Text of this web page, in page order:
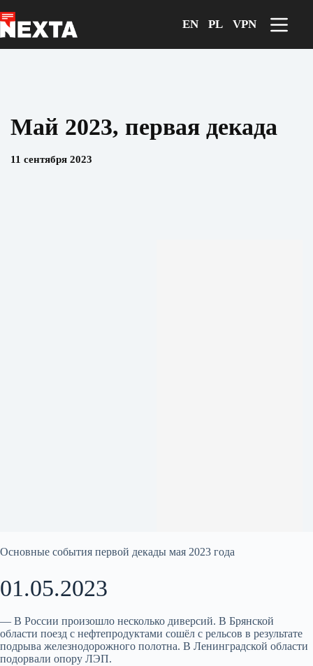
к
сути
EN PL VPN
Май 2023, первая декада
11 сентября 2023
Основные события первой декады мая 2023 года
01.05.2023
— В России произошло несколько диверсий. В Брянской
области поезд с нефтепродуктами сошёл с рельсов в результате
подрыва железнодорожного полотна. В Ленинградской области
подорвали опору ЛЭП.